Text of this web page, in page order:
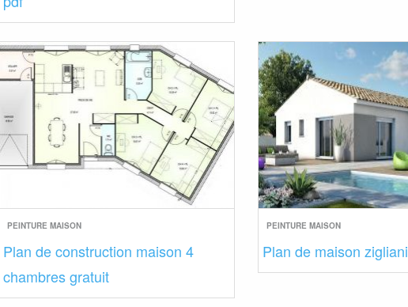
PEINTURE MAISON
Plan de construction maison 4
chambres gratuit
PEINTURE MAISON
Plan de maison zigliani